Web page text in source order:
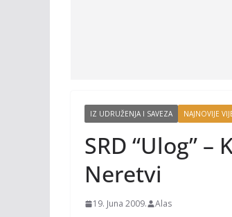
IZ UDRUŽENJA I SAVEZA NAJNOVIJE
SRD “Ulog”
Neretvi
19. Juna 2009. Alas